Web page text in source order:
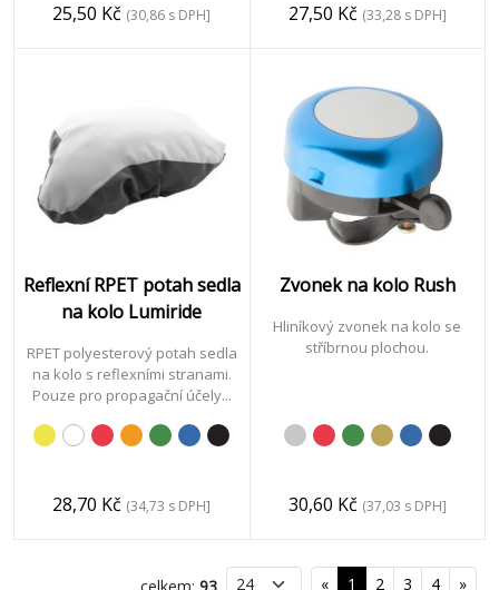
25,50 Kč (30,86 s DPH] 27,50 Kč (33,28 s DPH]
Reflexní RPET potah sedla
na kolo Lumiride
RPET polyesterový potah sedla
na kolo s reflexními stranami.
Pouze pro propagační účely...
28,70 Kč (34,73 s DPH]
Zvonek na kolo Rush
Hliníkový zvonek na kolo se
stříbrnou plochou.
30,60 Kč (37,03 s DPH]
« 1 2 3 4 »